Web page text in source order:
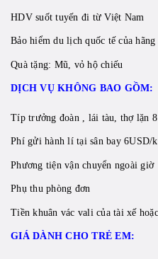
HDV suốt tuyến đi từ Việt Nam
Bảo hiểm du lịch quốc tế của
Quà tặng: Mũ, vỏ hộ chiếu
DỊCH VỤ KHÔNG BAO GỒM:
Típ trưởng đoàn , lái tàu, thợ lặn
Phí gửi hành lí tại sân bay 6USD/
Phương tiện vận chuyển ngoài giờ
Phụ thu phòng đơn
Tiền khuân vác vali của tài xế
GIÁ DÀNH CHO TRẺ EM: